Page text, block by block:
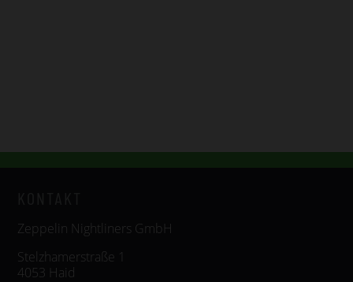
Zeppelin Nightliners GmbH
Stelzhamerstraße 1
4053 Haid